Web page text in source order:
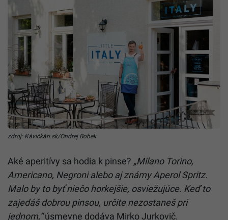
zdroj: Kávičkári.sk/Ondrej Bobek
Aké aperitívy sa hodia k pinse? „Milano Torino,
Americano, Negroni alebo aj známy Aperol Spritz.
Malo by to byť niečo horkejšie, osviežujúce. Keď to
zajedáš dobrou pinsou, určite nezostaneš pri
jednom,“úsmevne dodáva Mirko Jurkovič.